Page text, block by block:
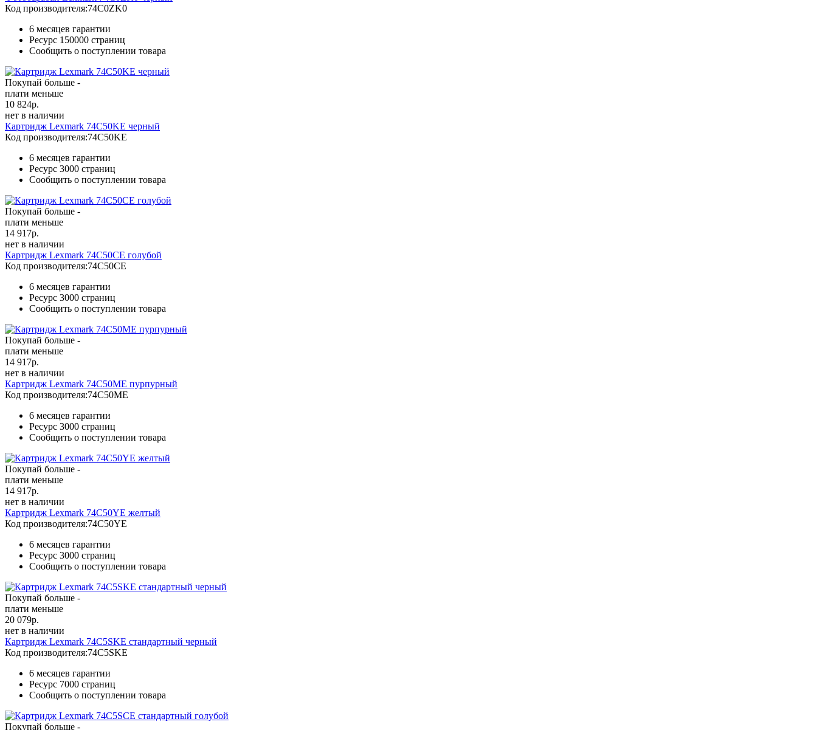
Код производителя:74C0ZK0
6 месяцев гарантии
Ресурс 150000 страниц
Сообщить о поступлении товара
Покупай больше -
плати меньше
10 824р.
нет в наличии
Картридж Lexmark 74C50KE черный
Код производителя:74C50KE
6 месяцев гарантии
Ресурс 3000 страниц
Сообщить о поступлении товара
Покупай больше -
плати меньше
14 917р.
нет в наличии
Картридж Lexmark 74C50CE голубой
Код производителя:74C50CE
6 месяцев гарантии
Ресурс 3000 страниц
Сообщить о поступлении товара
Покупай больше -
плати меньше
14 917р.
нет в наличии
Картридж Lexmark 74C50ME пурпурный
Код производителя:74C50ME
6 месяцев гарантии
Ресурс 3000 страниц
Сообщить о поступлении товара
Покупай больше -
плати меньше
14 917р.
нет в наличии
Картридж Lexmark 74C50YE желтый
Код производителя:74C50YE
6 месяцев гарантии
Ресурс 3000 страниц
Сообщить о поступлении товара
Покупай больше -
плати меньше
20 079р.
нет в наличии
Картридж Lexmark 74C5SKE стандартный черный
Код производителя:74C5SKE
6 месяцев гарантии
Ресурс 7000 страниц
Сообщить о поступлении товара
Покупай больше -